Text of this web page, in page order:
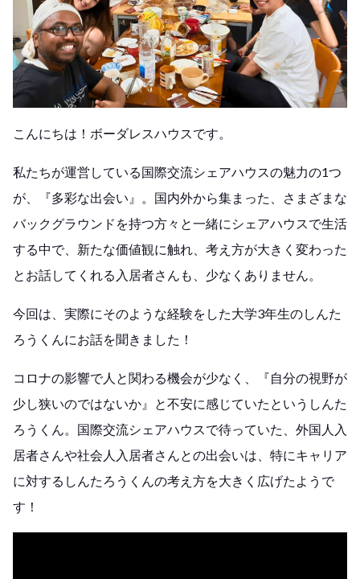
こんにちは！ボーダレスハウスです。
私たちが運営している国際交流シェアハウスの魅力の1つ
が、『多彩な出会い』。国内外から集まった、さまざまな
バックグラウンドを持つ方々と一緒にシェアハウスで生活
する中で、新たな価値観に触れ、考え方が大きく変わった
とお話してくれる入居者さんも、少なくありません。
今回は、実際にそのような経験をした大学3年生のしんた
ろうくんにお話を聞きました！
コロナの影響で人と関わる機会が少なく、『自分の視野が
少し狭いのではないか』と不安に感じていたというしんた
ろうくん。国際交流シェアハウスで待っていた、外国人入
居者さんや社会人入居者さんとの出会いは、特にキャリア
に対するしんたろうくんの考え方を大きく広げたようで
す！